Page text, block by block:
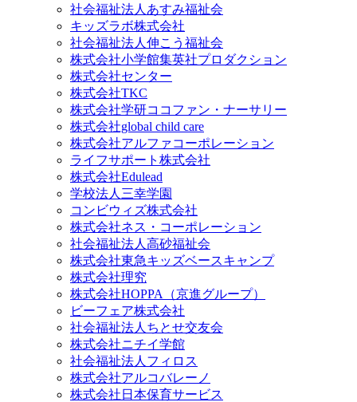
社会福祉法人あすみ福祉会
キッズラボ株式会社
社会福祉法人伸こう福祉会
株式会社小学館集英社プロダクション
株式会社センター
株式会社TKC
株式会社学研ココファン・ナーサリー
株式会社global child care
株式会社アルファコーポレーション
ライフサポート株式会社
株式会社Edulead
学校法人三幸学園
コンビウィズ株式会社
株式会社ネス・コーポレーション
社会福祉法人高砂福祉会
株式会社東急キッズベースキャンプ
株式会社理究
株式会社HOPPA（京進グループ）
ビーフェア株式会社
社会福祉法人ちとせ交友会
株式会社ニチイ学館
社会福祉法人フィロス
株式会社アルコバレーノ
株式会社日本保育サービス